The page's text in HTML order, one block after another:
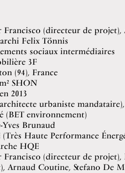
Francisco (directeur de projet),
Felix Tönnis
sociaux intermédiaires
3F
(94), France
SHON
2013
urbaniste
(BET environnement)
Yves Brunaud
(Très Haute Performance
HQE
Francisco (directeur de projet),
Arnaud Coutine, Stefano De